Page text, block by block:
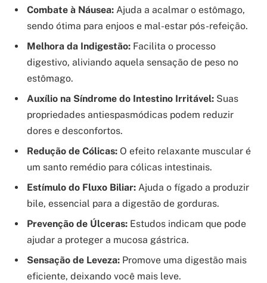
Combate à Náusea: Ajuda a acalmar o estômago,
sendo ótima para enjoos e mal-estar pós-refeição.
Melhora da Indigestão: Facilita o processo
digestivo, aliviando aquela sensação de peso no
estômago.
Auxílio na Síndrome do Intestino Irritável: Suas
propriedades antiespasmódicas podem reduzir
dores e desconfortos.
Redução de Cólicas: O efeito relaxante muscular é
um santo remédio para cólicas intestinais.
Estímulo do Fluxo Biliar: Ajuda o fígado a produzir
bile, essencial para a digestão de gorduras.
Prevenção de Úlceras: Estudos indicam que pode
ajudar a proteger a mucosa gástrica.
Sensação de Leveza: Promove uma digestão mais
eficiente, deixando você mais leve.